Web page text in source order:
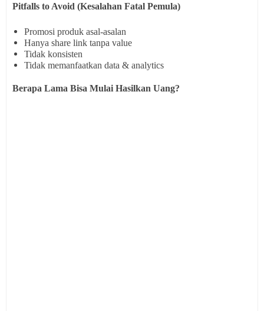
Pitfalls to Avoid (Kesalahan Fatal Pemula)
Promosi produk asal-asalan
Hanya share link tanpa value
Tidak konsisten
Tidak memanfaatkan data & analytics
Berapa Lama Bisa Mulai Hasilkan Uang?